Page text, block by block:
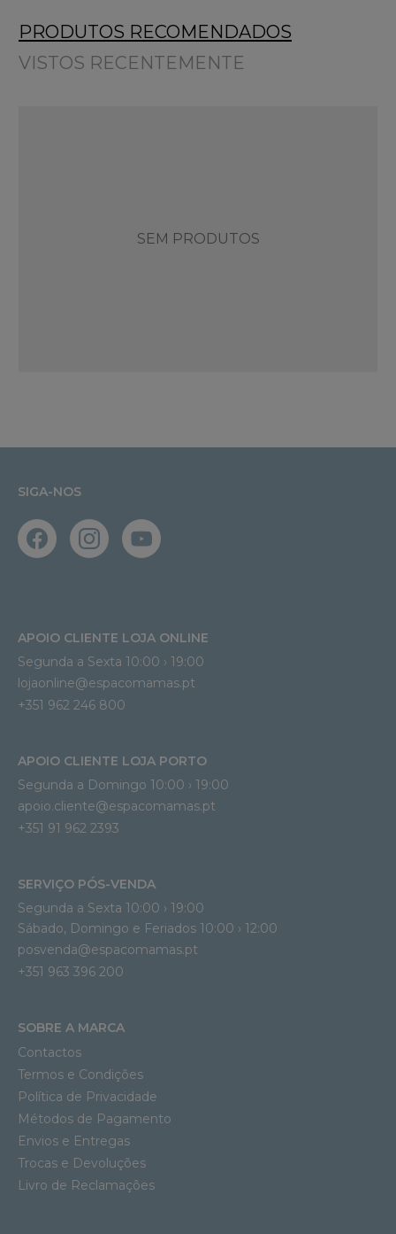
PRODUTOS RECOMENDADOS
VISTOS RECENTEMENTE
SEM PRODUTOS
SIGA-NOS
APOIO CLIENTE LOJA ONLINE
Segunda a Sexta 10:00 › 19:00
lojaonline@espacomamas.pt
+351 962 246 800
APOIO CLIENTE LOJA PORTO
Segunda a Domingo 10:00 › 19:00
apoio.cliente@espacomamas.pt
+351 91 962 2393
SERVIÇO PÓS-VENDA
Segunda a Sexta 10:00 › 19:00
Sábado, Domingo e Feriados 10:00 › 12:00
posvenda@espacomamas.pt
+351 963 396 200
SOBRE A MARCA
Contactos
Termos e Condições
Política de Privacidade
Métodos de Pagamento
Envios e Entregas
Trocas e Devoluções
Livro de Reclamações